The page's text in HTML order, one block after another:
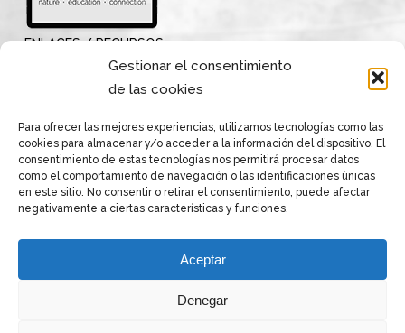
Gestionar el consentimiento
de las cookies
Para ofrecer las mejores experiencias, utilizamos tecnologías como las
cookies para almacenar y/o acceder a la información del dispositivo. El
consentimiento de estas tecnologías nos permitirá procesar datos
como el comportamiento de navegación o las identificaciones únicas
en este sitio. No consentir o retirar el consentimiento, puede afectar
negativamente a ciertas características y funciones.
Aceptar
Denegar
ENLACES / RECURSOS